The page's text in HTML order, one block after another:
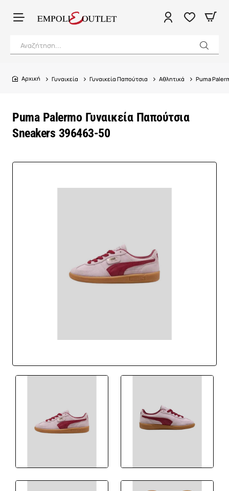
Αναζήτηση...
Puma Palermo Γυναικεία Παπούτσια
Sneakers 396463-50
home
Γυναικεία Γυναικεία Παπούτσια Αθλητικά Puma